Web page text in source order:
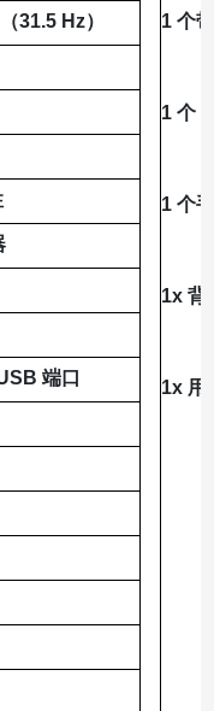
1 个
1 个
1 个
1x 背
1x 用
31.5 Hz）
端口